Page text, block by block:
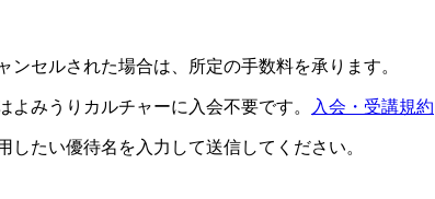
セルされた場合は、所定の手数料を承ります。
みうりカルチャーに入会不要です。 入会・受講規約
たい優待名を入力して送信してください。